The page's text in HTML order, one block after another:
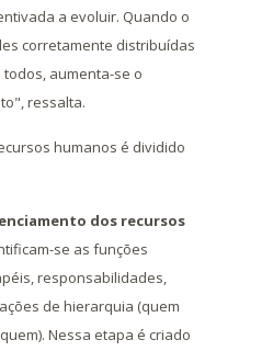
a evoluir. Quando o
corretamente distribuídas
aumenta-se o
ressalta.
humanos é dividido
dos recursos
se as funções
responsabilidades,
de hierarquia (quem
Nessa etapa é criado